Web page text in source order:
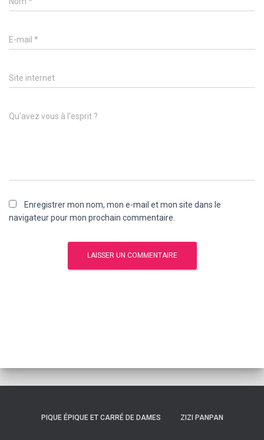
E-mail *
Site internet
Qu’avez vous à l’esprit ?
Enregistrer mon nom, mon e-mail et mon site dans le
navigateur pour mon prochain commentaire.
PIQUE ÉPIQUE ET CARRÉ DE DAMES ZIZI PANPAN